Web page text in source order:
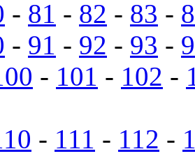
- 81 - 82 - 83 -
- 91 - 92 - 93 -
- 101 - 102 -
- 111 - 112 -